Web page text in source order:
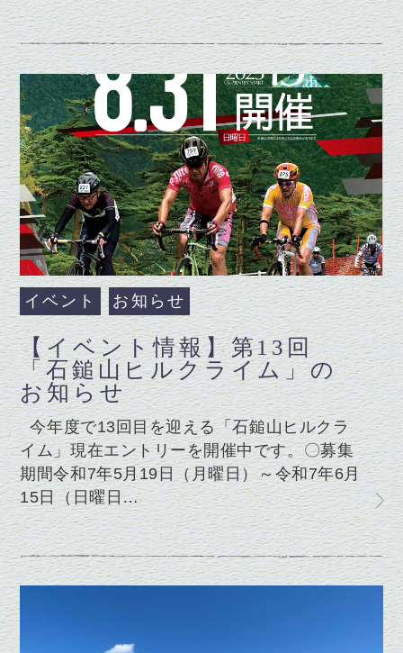
イベント お知らせ
【イベント情報】第13回
「石鎚山ヒルクライム」の
お知らせ
今年度で13回目を迎える「石鎚山ヒルクラ
イム」現在エントリーを開催中です。〇募集
期間令和7年5月19日（月曜日）～令和7年6月
15日（日曜日…